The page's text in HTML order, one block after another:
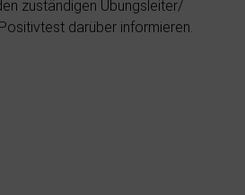
zuständigen Übungsleiter/
darüber informieren.